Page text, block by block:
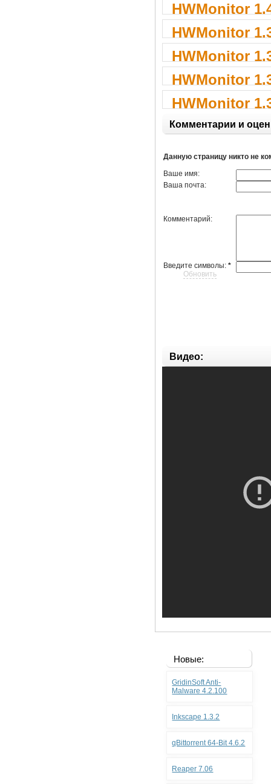
HWMonitor
HWMonitor
HWMonitor
HWMonitor
HWMonitor
Комментарии и
Данную страницу никто не
Ваше имя:
Ваша почта:
Комментарий:
Введите символы:*
Обновить
Видео:
Новые:
GridinSoft Anti-
Malware 4.2.100
Inkscape 1.3.2
qBittorrent 64-Bit 4.6.2
Reaper 7.06